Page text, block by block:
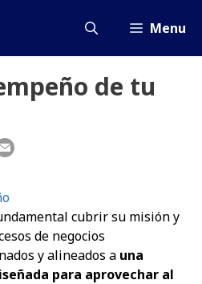
Menu
de tu
cubrir su misión y
de negocios
y alineados a una
para aprovechar al